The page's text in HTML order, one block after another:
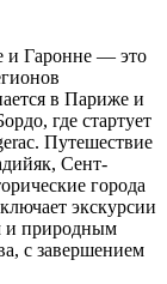
и Гаронне — это
в Париже и
где стартует
Путешествие
Сент-
города
экскурсии
и природным
с завершением